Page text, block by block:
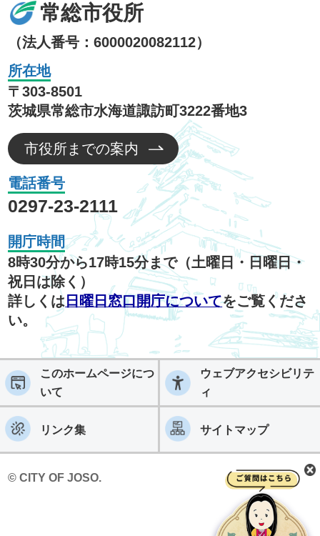
常総市役所
（法人番号：6000020082112）
所在地
〒303-8501
茨城県常総市水海道諏訪町3222番地3
市役所までの案内
電話番号
0297-23-2111
開庁時間
8時30分から17時15分まで（土曜日・日曜日・
祝日は除く）
詳しくは 日曜日窓口開庁についてをご覧くださ
い。
このホームページにつ
いて
ウェブアクセシビリテ
ィ
リンク集 サイトマップ
© CITY OF JOSO.